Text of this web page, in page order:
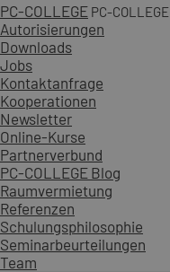
PC-COLLEGE PC-COLLEGE
Autorisierungen
Downloads
Jobs
Kontaktanfrage
Kooperationen
Newsletter
Online-Kurse
Partnerverbund
PC-COLLEGE Blog
Raumvermietung
Referenzen
Schulungsphilosophie
Seminarbeurteilungen
Team